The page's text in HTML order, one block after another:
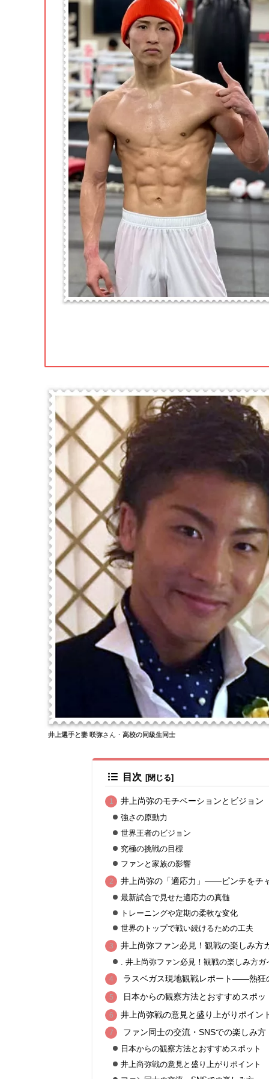
井上選手と妻 咲弥さん・ 高校の同級生同士
目次
井上尚弥のモチベーションとビジョン
強さの原動力
世界王者のビジョン
究極の挑戦の目標
ファンと家族の影響
井上尚弥の「適応力」――ピンチをチ
最新試合で見せた適応力の真髄
トレーニングや定期の柔軟な変化
世界のトップで戦い続けるための工夫
井上尚弥ファン必見！観戦の楽しみ方
. 井上尚弥ファン必見！観戦の楽しみ方ガ
ラスベガス現地観戦レポート――熱狂
日本からの観察方法とおすすめスポッ
井上尚弥戦の意見と盛り上がりポイン
ファン同士の交流・SNSでの楽しみ方
日本からの観察方法とおすすめスポット
井上尚弥戦の意見と盛り上がりポイント